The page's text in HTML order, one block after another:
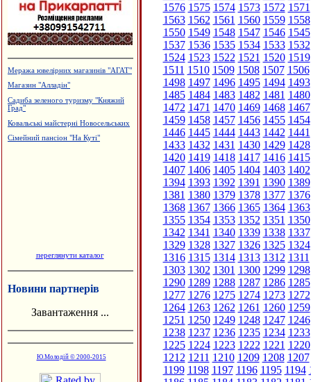
Меража ювелірних магазинів "АГАТ"
Магазин "Алладін"
Садиба зеленого туризму "Княжий
Град"
Ковальські майстерні Новосельських
Сімейний пансіон "На Куті"
переглянути каталог
Новини партнерів
Завантаження ...
Ю.Молодій © 2000-2015
1576 1575 1574 1573 1572 1571
1563 1562 1561 1560 1559 1558
1550 1549 1548 1547 1546 1545
1537 1536 1535 1534 1533 1532
1524 1523 1522 1521 1520 1519
1511 1510 1509 1508 1507 1506
1498 1497 1496 1495 1494 1493
1485 1484 1483 1482 1481 1480
1472 1471 1470 1469 1468 1467
1459 1458 1457 1456 1455 1454
1446 1445 1444 1443 1442 1441
1433 1432 1431 1430 1429 1428
1420 1419 1418 1417 1416 1415
1407 1406 1405 1404 1403 1402
1394 1393 1392 1391 1390 1389
1381 1380 1379 1378 1377 1376
1368 1367 1366 1365 1364 1363
1355 1354 1353 1352 1351 1350
1342 1341 1340 1339 1338 1337
1329 1328 1327 1326 1325 1324
1316 1315 1314 1313 1312 1311
1303 1302 1301 1300 1299 1298
1290 1289 1288 1287 1286 1285
1277 1276 1275 1274 1273 1272
1264 1263 1262 1261 1260 1259
1251 1250 1249 1248 1247 1246
1238 1237 1236 1235 1234 1233
1225 1224 1223 1222 1221 1220
1212 1211 1210 1209 1208 1207
1199 1198 1197 1196 1195 1194